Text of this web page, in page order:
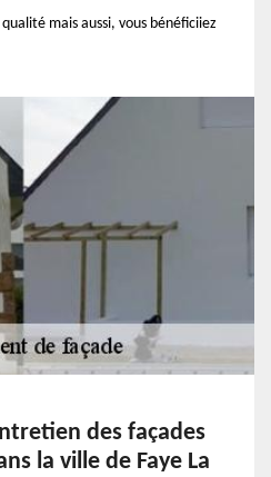
mais aussi, vous bénéficiiez
des façades
la ville de Faye La